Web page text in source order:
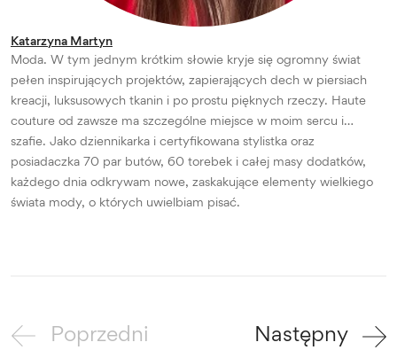
Katarzyna Martyn
Moda. W tym jednym krótkim słowie kryje się ogromny świat
pełen inspirujących projektów, zapierających dech w piersiach
kreacji, luksusowych tkanin i po prostu pięknych rzeczy. Haute
couture od zawsze ma szczególne miejsce w moim sercu i…
szafie. Jako dziennikarka i certyfikowana stylistka oraz
posiadaczka 70 par butów, 60 torebek i całej masy dodatków,
każdego dnia odkrywam nowe, zaskakujące elementy wielkiego
świata mody, o których uwielbiam pisać.
Poprzedni Następny